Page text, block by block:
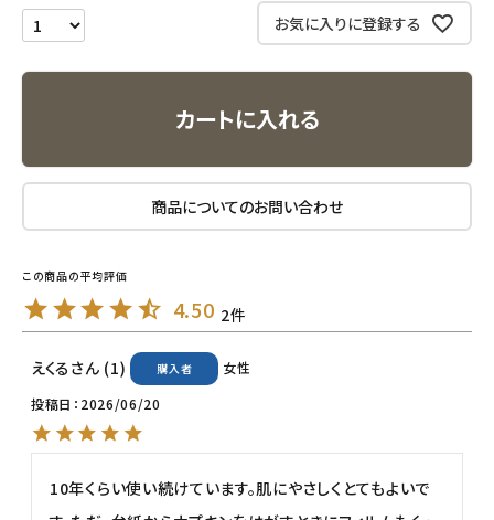
ナチュラムーン
エコリュクス
ナチュラプラス
アルモニベルツ
コラム・スタッフのおすすめ
ご利用ガイド等
ようこそ ゲスト 様
お気に入りに登録する
カートに入れる
商品についてのお問い合わせ
4.50 2
えくる 1 購入者
女性
投稿日
2026/06/20
10年くらい使い続けています。肌にやさしくとてもよいで